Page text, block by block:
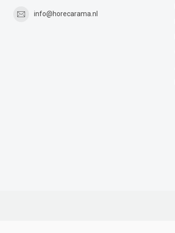
info@horecarama.nl